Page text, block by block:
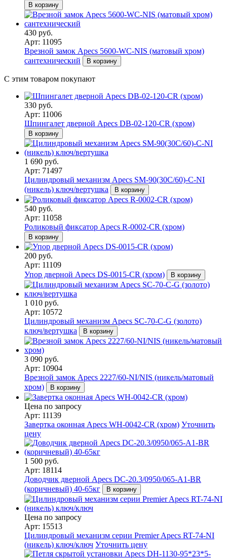
В корзину
430 руб.
Арт: 11095
Врезной замок Apecs 5600-WC-NIS (матовый хром)
сантехнический
В корзину
С этим товаром покупают
330 руб.
Арт: 11006
Шпингалет дверной Apecs DB-02-120-CR (хром)
В корзину
1 690 руб.
Арт: 71497
Цилиндровый механизм Apecs SM-90(30C/60)-C-NI
(никель) ключ/вертушка
В корзину
540 руб.
Арт: 11058
Роликовый фиксатор Apecs R-0002-CR (хром)
В корзину
200 руб.
Арт: 11109
Упор дверной Apecs DS-0015-CR (хром)
В корзину
1 010 руб.
Арт: 10572
Цилиндровый механизм Apecs SC-70-C-G (золото)
ключ/вертушка
В корзину
3 090 руб.
Арт: 10904
Врезной замок Apecs 2227/60-NI/NIS (никель/матовый
хром)
В корзину
Цена по запросу
Арт: 11139
Завертка оконная Apecs WH-0042-CR (хром) Уточнить
цену
1 500 руб.
Арт: 18114
Доводчик дверной Apecs DC-20.3/0950/065-A1-BR
(коричневый) 40-65кг
В корзину
Цена по запросу
Арт: 15513
Цилиндровый механизм серии Premier Apecs RT-74-NI
(никель) ключ/ключ Уточнить цену